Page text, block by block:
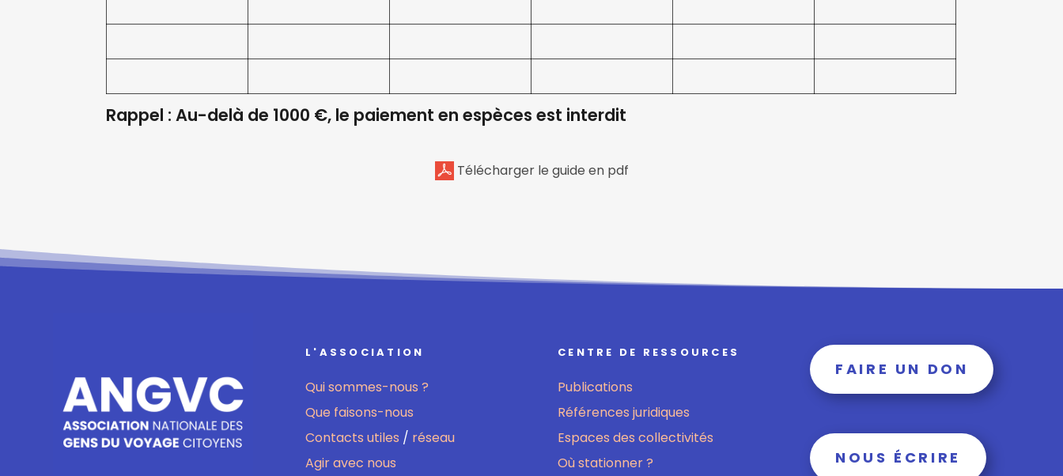
Rappel : Au-delà de 1000 €, le paiement en espèces est interdit
Télécharger le guide en pdf
L'ASSOCIATION
Qui sommes-nous ?
Que faisons-nous
Contacts utiles / réseau
Agir avec nous
CENTRE DE RESSOURCES
Publications
Références juridiques
Espaces des collectivités
Où stationner ?
FAIRE UN DON
NOUS ÉCRIRE